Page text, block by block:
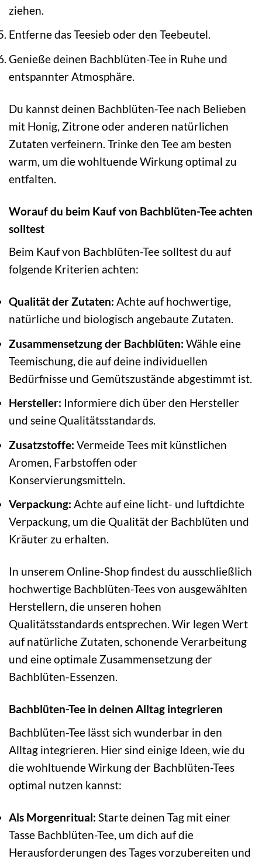
ziehen.
Entferne das Teesieb oder den Teebeutel.
Genieße deinen Bachblüten-Tee in Ruhe und
entspannter Atmosphäre.
Du kannst deinen Bachblüten-Tee nach Belieben
mit Honig, Zitrone oder anderen natürlichen
Zutaten verfeinern. Trinke den Tee am besten
warm, um die wohltuende Wirkung optimal zu
entfalten.
Worauf du beim Kauf von Bachblüten-Tee achten
solltest
Beim Kauf von Bachblüten-Tee solltest du auf
folgende Kriterien achten:
Qualität der Zutaten: Achte auf hochwertige,
natürliche und biologisch angebaute Zutaten.
Zusammensetzung der Bachblüten: Wähle eine
Teemischung, die auf deine individuellen
Bedürfnisse und Gemütszustände abgestimmt ist.
Hersteller: Informiere dich über den Hersteller
und seine Qualitätsstandards.
Zusatzstoffe: Vermeide Tees mit künstlichen
Aromen, Farbstoffen oder
Konservierungsmitteln.
Verpackung: Achte auf eine licht- und luftdichte
Verpackung, um die Qualität der Bachblüten und
Kräuter zu erhalten.
In unserem Online-Shop findest du ausschließlich
hochwertige Bachblüten-Tees von ausgewählten
Herstellern, die unseren hohen
Qualitätsstandards entsprechen. Wir legen Wert
auf natürliche Zutaten, schonende Verarbeitung
und eine optimale Zusammensetzung der
Bachblüten-Essenzen.
Bachblüten-Tee in deinen Alltag integrieren
Bachblüten-Tee lässt sich wunderbar in den
Alltag integrieren. Hier sind einige Ideen, wie du
die wohltuende Wirkung der Bachblüten-Tees
optimal nutzen kannst:
Als Morgenritual: Starte deinen Tag mit einer
Tasse Bachblüten-Tee, um dich auf die
Herausforderungen des Tages vorzubereiten und